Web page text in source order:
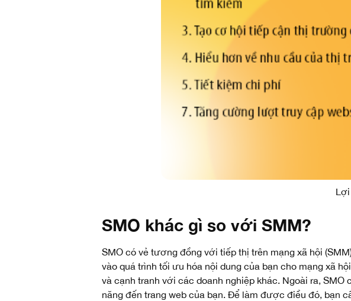
Lợi
SMO khác gì so với SMM?
SMO có vẻ tương đồng với tiếp thị trên mạng xã hội
vào quá trình tối ưu hóa nội dung của bạn cho mạng xã
và cạnh tranh với các doanh nghiệp khác. Ngoài ra, SMO
năng đến trang web của bạn. Để làm được điều đó, bạn